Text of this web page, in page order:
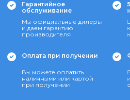
Гарантийное
обслуживание
Мы официальные дилеры
и даем гарантию
производителя
Оплата при получении
Вы можете оплатить
наличными или картой
при получении